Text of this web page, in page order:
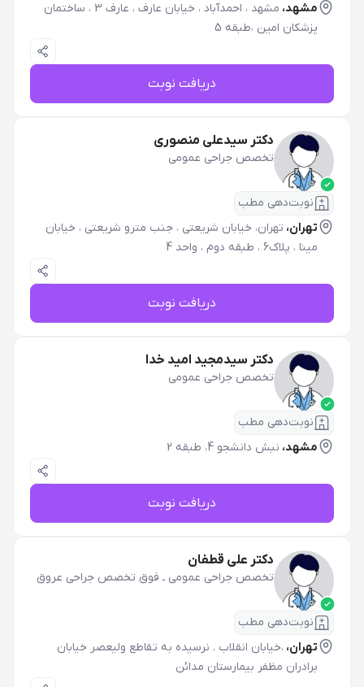
مشهد،
مشهد ، احمدآباد ، خیابان عارف ، عارف 3 ، ساختمان
پزشکان امین ،طبقه 5
دریافت نوبت
دکتر سیدعلی منصوری
تخصص جراحی عمومی
نوبت‌دهی مطب
تهران، تهران، خیابان شریعتی ، جنب مترو شریعتی ، خیابان
مینا ، پلاک6 ، طبقه دوم ، واحد 4
دریافت نوبت
دکتر سیدمجید امید خدا
تخصص جراحی عمومی
نوبت‌دهی مطب
مشهد، نبش دانشجو 4، طبقه 2
دریافت نوبت
دکتر علی قطفان
تخصص جراحی عمومی ـ فوق تخصص جراحی عروق
نوبت‌دهی مطب
تهران، ،خیابان انقلاب . نرسیده به تقاطع ولیعصر خیابان
برادران مظفر بیمارستان مدائن